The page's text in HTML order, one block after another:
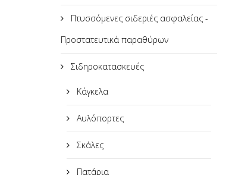
Πτυσσόμενες σιδεριές ασφαλείας -
Προστατευτικά παραθύρων
Σιδηροκατασκευές
Κάγκελα
Αυλόπορτες
Σκάλες
Πατάρια